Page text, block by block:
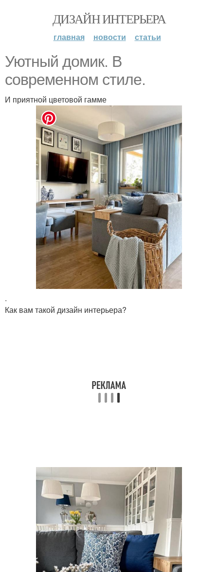
ДИЗАЙН ИНТЕРЬЕРА
главная новости статьи
Уютный домик. В
современном стиле.
И приятной цветовой гамме
.
Как вам такой дизайн интерьера?